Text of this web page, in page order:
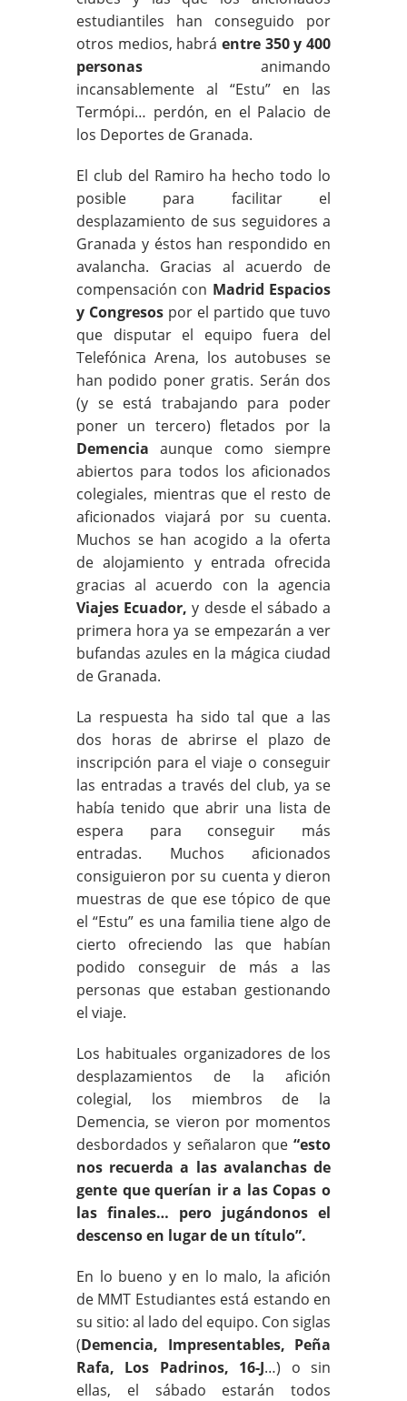
estudiantiles han conseguido por
otros medios, habrá entre 350 y 400
personas animando
incansablemente al “Estu” en las
Termópi… perdón, en el Palacio de
los Deportes de Granada.
El club del Ramiro ha hecho todo lo
posible para facilitar el
desplazamiento de sus seguidores a
Granada y éstos han respondido en
avalancha. Gracias al acuerdo de
compensación con Madrid Espacios
y Congresos por el partido que tuvo
que disputar el equipo fuera del
Telefónica Arena, los autobuses se
han podido poner gratis. Serán dos
(y se está trabajando para poder
poner un tercero) fletados por la
Demencia aunque como siempre
abiertos para todos los aficionados
colegiales, mientras que el resto de
aficionados viajará por su cuenta.
Muchos se han acogido a la oferta
de alojamiento y entrada ofrecida
gracias al acuerdo con la agencia
Viajes Ecuador,y desde el sábado a
primera hora ya se empezarán a ver
bufandas azules en la mágica ciudad
de Granada.
La respuesta ha sido tal que a las
dos horas de abrirse el plazo de
inscripción para el viaje o conseguir
las entradas a través del club, ya se
había tenido que abrir una lista de
espera para conseguir más
entradas. Muchos aficionados
consiguieron por su cuenta y dieron
muestras de que ese tópico de que
el “Estu” es una familia tiene algo de
cierto ofreciendo las que habían
podido conseguir de más a las
personas que estaban gestionando
el viaje.
Los habituales organizadores de los
desplazamientos de la afición
colegial, los miembros de la
Demencia, se vieron por momentos
desbordados y señalaron que “esto
nos recuerda a las avalanchas de
gente que querían ir a las Copas o
las finales… pero jugándonos el
descenso en lugar de un título”.
En lo bueno y en lo malo, la afición
de MMT Estudiantes está estando en
su sitio: al lado del equipo. Con siglas
(Demencia, Impresentables, Peña
Rafa, Los Padrinos, 16-J…) o sin
ellas, el sábado estarán todos